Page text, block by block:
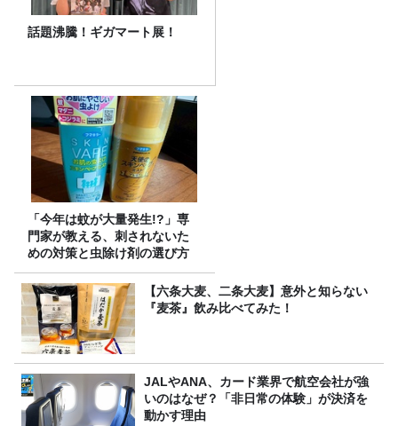
話題沸騰！ギガマート展！
「今年は蚊が大量発生!?」専
門家が教える、刺されないた
めの対策と虫除け剤の選び方
【六条大麦、二条大麦】意外と知らない
『麦茶』飲み比べてみた！
JALやANA、カード業界で航空会社が強
いのはなぜ？「非日常の体験」が決済を
動かす理由